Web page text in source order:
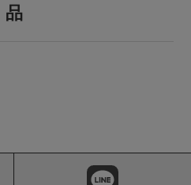
品